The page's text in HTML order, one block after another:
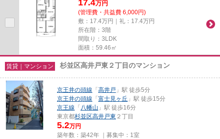
17.4万円
(管理費・共益費 6,000円)
敷：17.4万円｜礼：17.4万円
所在階：3階
間取り：3LDK
面積：59.46㎡
賃貸｜マンション 杉並区高井戸東２丁目のマンション
京王井の頭線 「高井戸 」駅 徒歩5分
京王井の頭線 「富士見ヶ丘 」駅 徒歩15分
京王線 「 八幡山 」駅 徒歩16分
東京都杉並区高井戸東 ２丁目
5.2万円
築年数：築42年 ｜募集中： 1室